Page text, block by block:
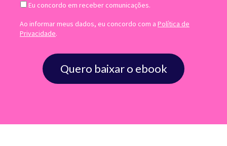
Eu concordo em receber comunicações.
Ao informar meus dados, eu concordo com a Política de
Privacidade.
Quero baixar o ebook